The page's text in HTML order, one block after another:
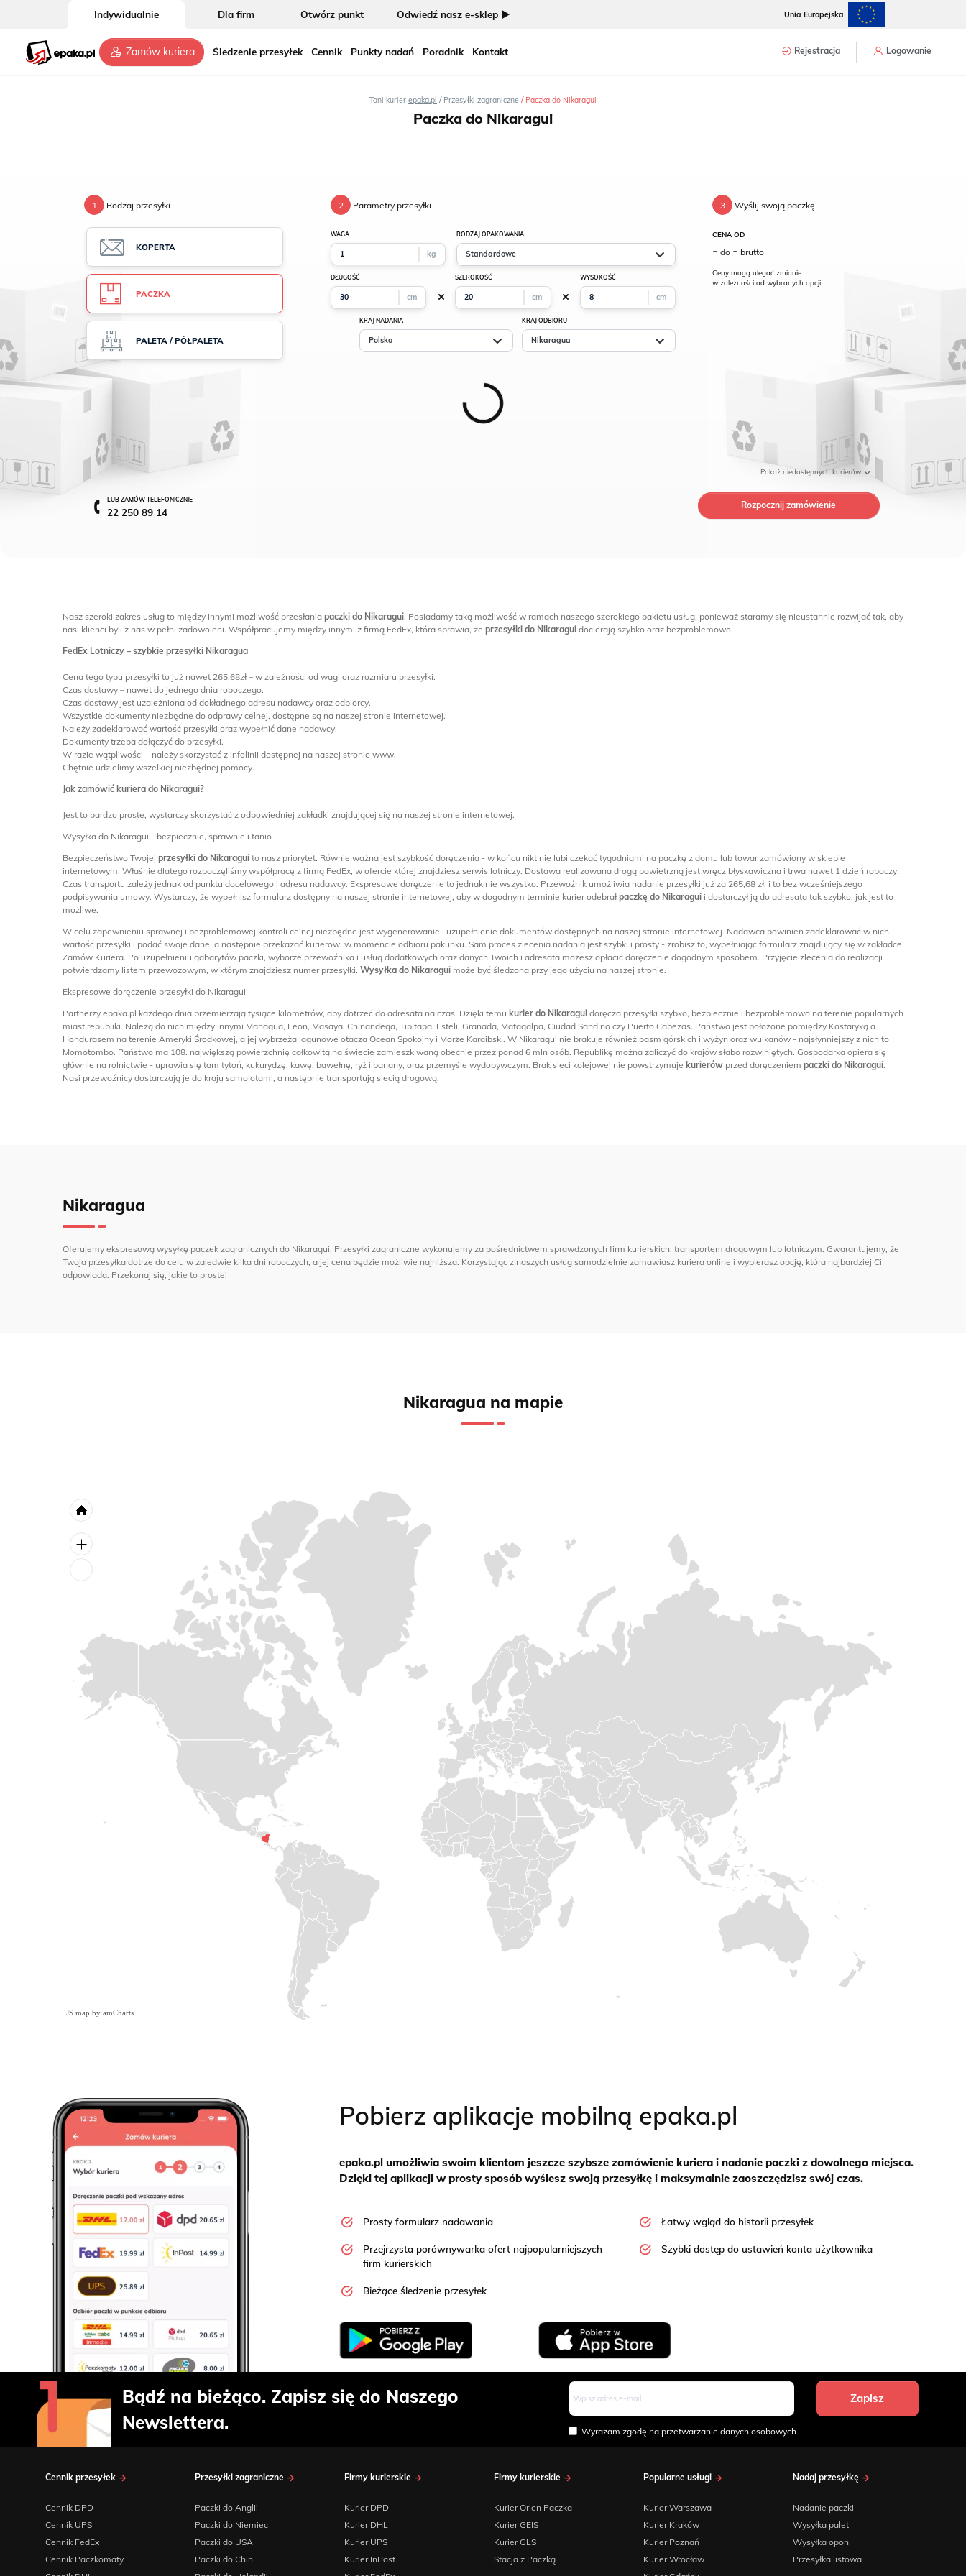
Indywidualnie Dla firm Otwórz punkt Odwiedź nasz e-sklep ► Unia Europejska
Zamów kuriera Śledzenie przesyłek Cennik Punkty nadań Poradnik Kontakt Rejestracja Logowanie
Tani kurier epaka.pl / Przesyłki zagraniczne / Paczka do Nikaragui
Paczka do Nikaragui
1 Rodzaj przesyłki
KOPERTA
PACZKA
PALETA / PÓŁPALETA
2 Parametry przesyłki
WAGA
kg
RODZAJ OPAKOWANIA
Standardowe
DŁUGOŚĆ
cm
SZEROKOŚĆ
cm
WYSOKOŚĆ
cm
KRAJ NADANIA
Polska
KRAJ ODBIORU
Nikaragua
3 Wyślij swoją paczkę
CENA OD
- do - brutto
Ceny mogą ulegać zmianie
w zależności od wybranych opcji
Pokaż niedostępnych kurierów
Rozpocznij zamówienie
LUB ZAMÓW TELEFONICZNIE
22 250 89 14
Nasz szeroki zakres usług to między innymi możliwość przesłania paczki do Nikaragui. Posiadamy taką możliwość w ramach naszego szerokiego pakietu usług, ponieważ staramy się nieustannie rozwijać tak, aby
nasi klienci byli z nas w pełni zadowoleni. Współpracujemy między innymi z firmą FedEx, która sprawia, że przesyłki do Nikaragui docierają szybko oraz bezproblemowo.
FedEx Lotniczy – szybkie przesyłki Nikaragua
Cena tego typu przesyłki to już nawet 265,68zł – w zależności od wagi oraz rozmiaru przesyłki.
Czas dostawy – nawet do jednego dnia roboczego.
Czas dostawy jest uzależniona od dokładnego adresu nadawcy oraz odbiorcy.
Wszystkie dokumenty niezbędne do odprawy celnej, dostępne są na naszej stronie internetowej.
Należy zadeklarować wartość przesyłki oraz wypełnić dane nadawcy.
Dokumenty trzeba dołączyć do przesyłki.
W razie wątpliwości – należy skorzystać z infolinii dostępnej na naszej stronie www.
Chętnie udzielimy wszelkiej niezbędnej pomocy.
Jak zamówić kuriera do Nikaragui?
Jest to bardzo proste, wystarczy skorzystać z odpowiedniej zakładki znajdującej się na naszej stronie internetowej.
Wysyłka do Nikaragui - bezpiecznie, sprawnie i tanio
Bezpieczeństwo Twojej przesyłki do Nikaragui to nasz priorytet. Równie ważna jest szybkość doręczenia - w końcu nikt nie lubi czekać tygodniami na paczkę z domu lub towar zamówiony w sklepie
internetowym. Właśnie dlatego rozpoczęliśmy współpracę z firmą FedEx, w ofercie której znajdziesz serwis lotniczy. Dostawa realizowana drogą powietrzną jest wręcz błyskawiczna i trwa nawet 1 dzień roboczy.
Czas transportu zależy jednak od punktu docelowego i adresu nadawcy. Ekspresowe doręczenie to jednak nie wszystko. Przewoźnik umożliwia nadanie przesyłki już za 265,68 zł, i to bez wcześniejszego
podpisywania umowy. Wystarczy, że wypełnisz formularz dostępny na naszej stronie internetowej, aby w dogodnym terminie kurier odebrałpaczkę do Nikaragui i dostarczył ją do adresata tak szybko, jak jest to
możliwe.
W celu zapewnieniu sprawnej i bezproblemowej kontroli celnej niezbędne jest wygenerowanie i uzupełnienie dokumentów dostępnych na naszej stronie internetowej. Nadawca powinien zadeklarować w nich
wartość przesyłki i podać swoje dane, a następnie przekazać kurierowi w momencie odbioru pakunku. Sam proces zlecenia nadania jest szybki i prosty - zrobisz to, wypełniając formularz znajdujący się w zakładce
Zamów Kuriera. Po uzupełnieniu gabarytów paczki, wyborze przewoźnika i usług dodatkowych oraz danych Twoich i adresata możesz opłacić doręczenie dogodnym sposobem. Przyjęcie zlecenia do realizacji
potwierdzamy listem przewozowym, w którym znajdziesz numer przesyłki. Wysyłka do Nikaragui może być śledzona przy jego użyciu na naszej stronie.
Ekspresowe doręczenie przesyłki do Nikaragui
Partnerzy epaka.pl każdego dnia przemierzają tysiące kilometrów, aby dotrzeć do adresata na czas. Dzięki temu kurier do Nikaragui doręcza przesyłki szybko, bezpiecznie i bezproblemowo na terenie popularnych
miast republiki. Należą do nich między innymi Managua, Leon, Masaya, Chinandega, Tipitapa, Esteli, Granada, Matagalpa, Ciudad Sandino czy Puerto Cabezas. Państwo jest położone pomiędzy Kostaryką a
Hondurasem na terenie Ameryki Środkowej, a jej wybrzeża lagunowe otacza Ocean Spokojny i Morze Karaibski. W Nikaragui nie brakuje również pasm górskich i wyżyn oraz wulkanów - najsłynniejszy z nich to
Momotombo. Państwo ma 108. największą powierzchnię całkowitą na świecie zamieszkiwaną obecnie przez ponad 6 mln osób. Republikę można zaliczyć do krajów słabo rozwiniętych. Gospodarka opiera się
głównie na rolnictwie - uprawia się tam tytoń, kukurydzę, kawę, bawełnę, ryż i banany, oraz przemyśle wydobywczym. Brak sieci kolejowej nie powstrzymuje kurierów przed doręczeniem paczki do Nikaragui.
Nasi przewoźnicy dostarczają je do kraju samolotami, a następnie transportują siecią drogową.
Nikaragua
Oferujemy ekspresową wysyłkę paczek zagranicznych do Nikaragui. Przesyłki zagraniczne wykonujemy za pośrednictwem sprawdzonych firm kurierskich, transportem drogowym lub lotniczym. Gwarantujemy, że
Twoja przesyłka dotrze do celu w zaledwie kilka dni roboczych, a jej cena będzie możliwie najniższa. Korzystając z naszych usług samodzielnie zamawiasz kuriera online i wybierasz opcję, która najbardziej Ci
odpowiada. Przekonaj się, jakie to proste!
Nikaragua na mapie
JS map by amCharts
Pobierz aplikacje mobilną epaka.pl
epaka.pl umożliwia swoim klientom jeszcze szybsze zamówienie kuriera i nadanie paczki z dowolnego miejsca.
Dzięki tej aplikacji w prosty sposób wyślesz swoją przesyłkę i maksymalnie zaoszczędzisz swój czas.
Prosty formularz nadawania Łatwy wgląd do historii przesyłek
Przejrzysta porównywarka ofert najpopularniejszych
firm kurierskich
Szybki dostęp do ustawień konta użytkownika
Bieżące śledzenie przesyłek
Bądź na bieżąco. Zapisz się do Naszego
Newslettera.
Wyrażam zgodę na przetwarzanie danych osobowych
Cennik przesyłek
Cennik DPD
Cennik UPS
Cennik FedEx
Cennik Paczkomaty
Przesyłki zagraniczne
Paczki do Anglii
Paczki do Niemiec
Paczki do USA
Paczki do Chin
Firmy kurierskie
Kurier DPD
Kurier DHL
Kurier UPS
Kurier InPost
Firmy kurierskie
Kurier Orlen Paczka
Kurier GEIS
Kurier GLS
Stacja z Paczką
Popularne usługi
Kurier Warszawa
Kurier Kraków
Kurier Poznań
Kurier Wrocław
Nadaj przesyłkę
Nadanie paczki
Wysyłka palet
Wysyłka opon
Przesyłka listowa